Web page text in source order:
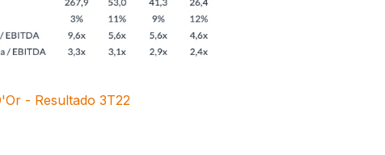
- Resultado 3T22